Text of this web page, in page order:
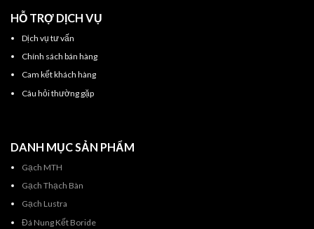
HỖ TRỢ DỊCH VỤ
Dịch vụ tư vấn
Chính sách bán hàng
Cam kết khách hàng
Câu hỏi thường gặp
DANH MỤC SẢN PHẨM
Gạch MTH
Gạch Thạch Bàn
Gạch Lustra
Đá Nung Kết Boride